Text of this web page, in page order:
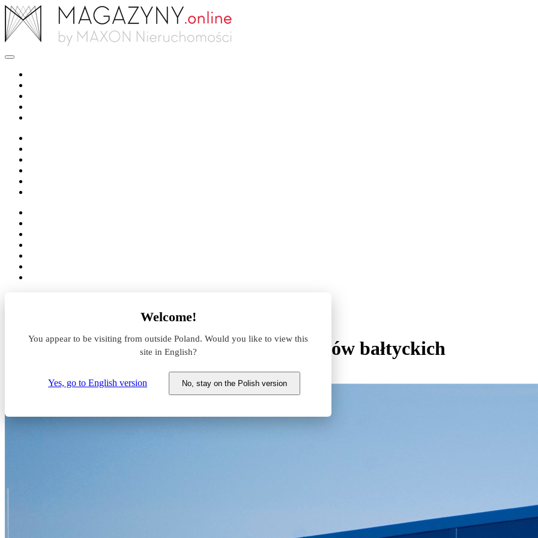
Welcome!
You appear to be visiting from outside Poland. Would you like to view this
site in English?
Yes, go to English version No, stay on the Polish version
Panattoni wchodzi z ofertą BTS do krajów bałtyckich
Panattoni wchodzi z ofertą BTS do krajów bałtyckich
16 września 2024